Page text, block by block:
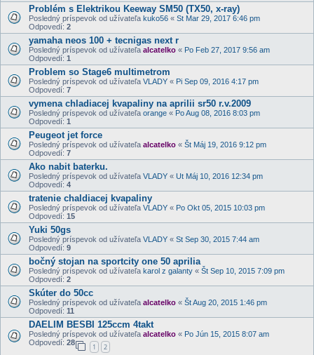
Problém s Elektrikou Keeway SM50 (TX50, x-ray)
Posledný príspevok od užívateľa kuko56 « St Mar 29, 2017 6:46 pm
Odpovedí: 2
yamaha neos 100 + tecnigas next r
Posledný príspevok od užívateľa alcatelko « Po Feb 27, 2017 9:56 am
Odpovedí: 1
Problem so Stage6 multimetrom
Posledný príspevok od užívateľa VLADY « Pi Sep 09, 2016 4:17 pm
Odpovedí: 7
vymena chladiacej kvapaliny na aprilii sr50 r.v.2009
Posledný príspevok od užívateľa orange « Po Aug 08, 2016 8:03 pm
Odpovedí: 1
Peugeot jet force
Posledný príspevok od užívateľa alcatelko « Št Máj 19, 2016 9:12 pm
Odpovedí: 7
Ako nabit baterku.
Posledný príspevok od užívateľa VLADY « Ut Máj 10, 2016 12:34 pm
Odpovedí: 4
tratenie chaldiacej kvapaliny
Posledný príspevok od užívateľa VLADY « Po Okt 05, 2015 10:03 pm
Odpovedí: 15
Yuki 50gs
Posledný príspevok od užívateľa VLADY « St Sep 30, 2015 7:44 am
Odpovedí: 9
bočný stojan na sportcity one 50 aprilia
Posledný príspevok od užívateľa karol z galanty « Št Sep 10, 2015 7:09 pm
Odpovedí: 2
Skúter do 50cc
Posledný príspevok od užívateľa alcatelko « Št Aug 20, 2015 1:46 pm
Odpovedí: 11
DAELIM BESBI 125ccm 4takt
Posledný príspevok od užívateľa alcatelko « Po Jún 15, 2015 8:07 am
Odpovedí: 28
1 2